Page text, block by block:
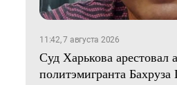
11:42, 7 августа 2026
Суд Харькова арестовал
политэмигранта Бахруза